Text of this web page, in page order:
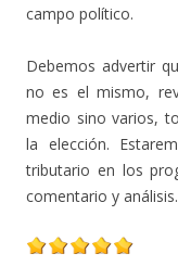
campo político.
Debemos advertir
no es el mismo,
medio sino varios,
la elección.
tributario en los
comentario y análisis.